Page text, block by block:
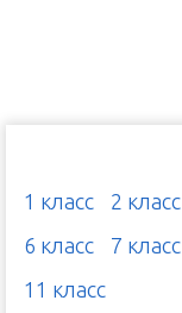
1 класс
2 класс
6 класс
7 класс
11 класс